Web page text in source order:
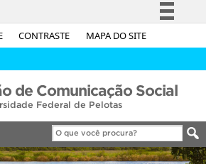
CONTRASTE MAPA DO SITE
Simplifique!
Acesso à informação
Legislação
Canais
de Comunicação Social
Federal de Pelotas